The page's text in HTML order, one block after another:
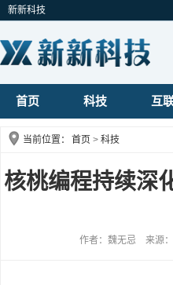
新新科技
首页 科技 互
当前位置： 首页 > 科技
核桃编程持续深
作者：魏无忌 来源